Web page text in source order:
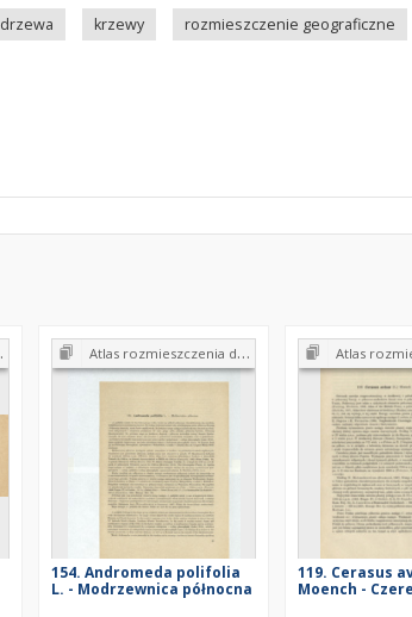
drzewa
krzewy rozmieszczenie geograficzne
Atlas rozmieszczenia drzew i krzewów w Polsce. Zeszyt 15
154. Andromeda polifolia
L. - Modrzewnica północna
Atlas rozmieszczenia drzew i
119. Cerasus
Moench -